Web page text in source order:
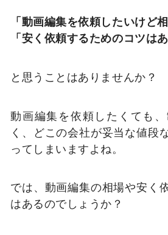
「動画編集を依頼したいけど
「安く依頼するためのコツは
と思うことはありませんか？
動画編集を依頼したくても
く、どこの会社が妥当な値段
ってしまいますよね。
では、動画編集の相場や安く
はあるのでしょうか？